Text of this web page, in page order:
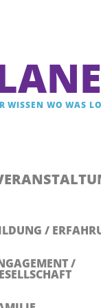
WISSEN WO WAS
/
/
abonnieren